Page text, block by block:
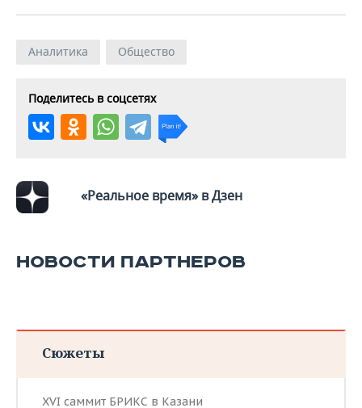
Аналитика Общество
Поделитесь в соцсетях
«Реальное время» в Дзен
НОВОСТИ ПАРТНЕРОВ
Сюжеты
XVI саммит БРИКС в Казани